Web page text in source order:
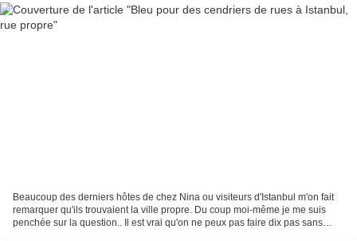
Beaucoup des derniers hôtes de chez Nina ou visiteurs d'Istanbul m'on fait
remarquer qu'ils trouvaient la ville propre. Du coup moi-même je me suis
penchée sur la question.. Il est vrai qu'on ne peux pas faire dix pas sans